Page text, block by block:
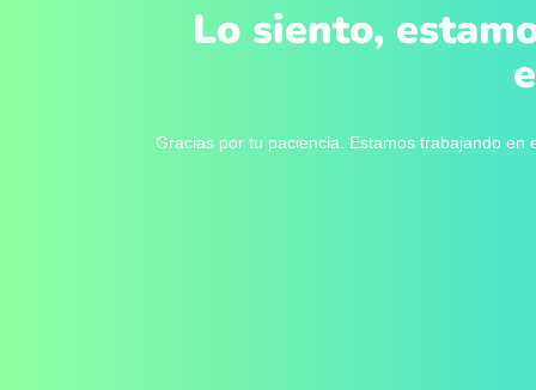
Lo siento,
Gracias por tu paciencia. Estamos trabajando en